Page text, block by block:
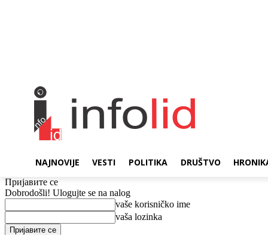
NAJNOVIJE VESTI POLITIKA DRUŠTVO
Пријавите се
Dobrodošli! Ulogujte se na nalog
vaše korisničko ime
vaša lozinka